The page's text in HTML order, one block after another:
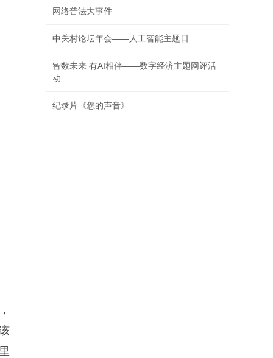
网络普法大事件
中关村论坛年会——人工智能主题日
智数未来 有AI相伴——数字经济主题网评活
动
纪录片《您的声音》